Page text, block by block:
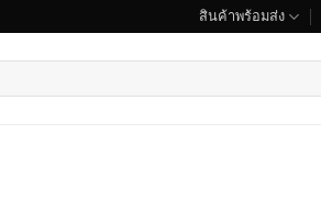
สินค้าพร้อมส่ง